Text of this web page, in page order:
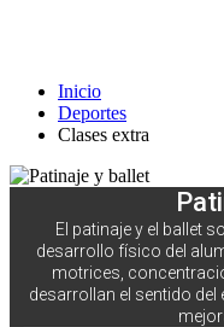
Inicio
Deportes
Clases extra
El patinaje y el ballet
desarrollo físico del
motrices,
desarrollan el sentido del